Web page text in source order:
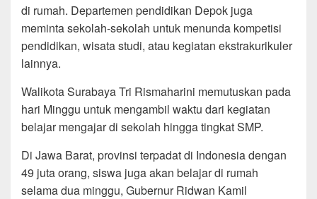
di rumah. Departemen pendidikan Depok juga
meminta sekolah-sekolah untuk menunda kompetisi
pendidikan, wisata studi, atau kegiatan ekstrakurikuler
lainnya.
Walikota Surabaya Tri Rismaharini memutuskan pada
hari Minggu untuk mengambil waktu dari kegiatan
belajar mengajar di sekolah hingga tingkat SMP.
Di Jawa Barat, provinsi terpadat di Indonesia dengan
49 juta orang, siswa juga akan belajar di rumah
selama dua minggu, Gubernur Ridwan Kamil